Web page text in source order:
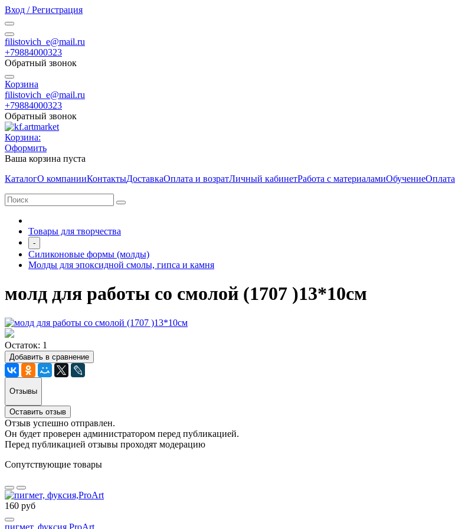
Вход / Регистрация
filistovich_e@mail.ru
+79884000323
Обратный звонок
Корзина
filistovich_e@mail.ru
+79884000323
Обратный звонок
Корзина:
Оформить
Ваша корзина пуста
КаталогО компанииКонтактыДоставкаОплата и возратЛичный кабинетРабота с материаламиОбучениеОплата
Товары для творчества
-
Силиконовые формы (молды)
Молды для эпоксидной смолы, гипса и камня
молд для работы со смолой (1707 )13*10см
Остаток: 1
Добавить в сравнение
Отзывы
Оставить отзыв
Отзыв успешно отправлен.
Он будет проверен администратором перед публикацией.
Перед публикацией отзывы проходят модерацию
Сопутствующие товары
160 руб
пигмет, фуксия,ProArt